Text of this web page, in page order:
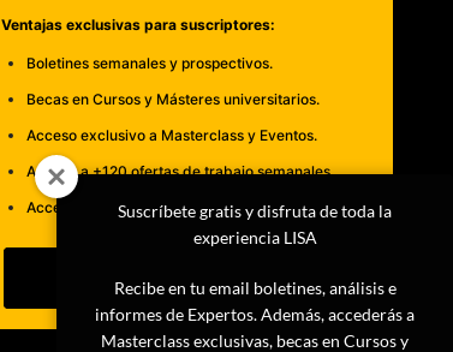
Ventajas exclusivas para suscriptores:
Boletines semanales y prospectivos.
Becas en Cursos y Másteres universitarios.
Acceso exclusivo a Masterclass y Eventos.
Acceso a +120 ofertas de trabajo semanales.
Acceso a LISA Comunidad y LISA Challenge.
Suscribirme
Suscríbete gratis y disfruta de toda la
experiencia LISA
Recibe en tu email boletines, análisis e
informes de Expertos. Además, accederás a
Masterclass exclusivas, becas en Cursos y